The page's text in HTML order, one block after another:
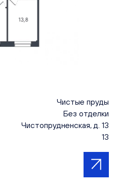
Чистые пруды
Без отделки
Чистопрудненская, д. 13
13